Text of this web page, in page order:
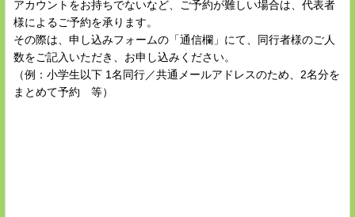
アカウントをお持ちでないなど、ご予約が難しい場合は、代表者
様によるご予約を承ります。
その際は、申し込みフォームの「通信欄」にて、同行者様のご人
数をご記入いただき、お申し込みください。
（例：小学生以下 1名同行／共通メールアドレスのため、2名分を
まとめて予約 等）